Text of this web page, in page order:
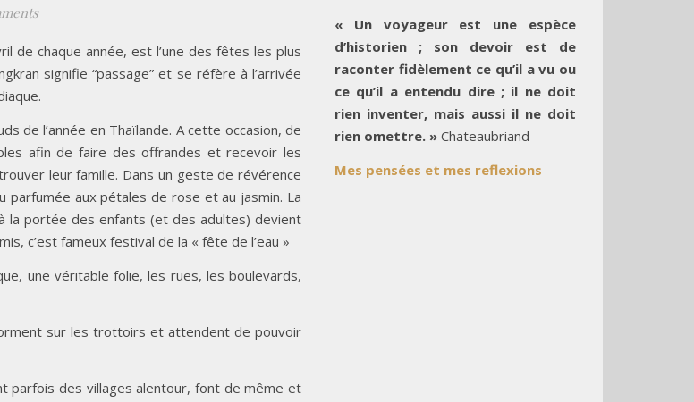
de chaque année, est l’une des fêtes les plus
signifie “passage” et se réfère à l’arrivée
de l’année en Thaïlande. A cette occasion, de
afin de faire des offrandes et recevoir les
leur famille. Dans un geste de révérence
parfumée aux pétales de rose et au jasmin. La
la portée des enfants (et des adultes) devient
c’est fameux festival de la « fête de l’eau »
une véritable folie, les rues, les boulevards,
sur les trottoirs et attendent de pouvoir
parfois des villages alentour, font de même et
« Un voyageur est une espèce
d’historien ; son devoir est de
raconter fidèlement ce qu’il a vu ou
ce qu’il a entendu dire ; il ne doit
rien inventer, mais aussi il ne doit
rien omettre. » Chateaubriand
Mes pensées et mes reflexions